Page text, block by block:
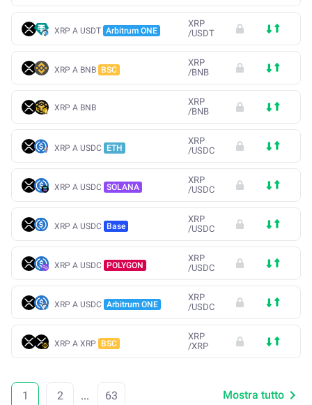
XRP A USDT Arbitrum ONE
XRP
/USDT
XRP A BNB BSC
XRP
/BNB
XRP A BNB
XRP
/BNB
XRP A USDC ETH
XRP
/USDC
XRP A USDC SOLANA
XRP
/USDC
XRP A USDC Base
XRP
/USDC
XRP A USDC POLYGON
XRP
/USDC
XRP A USDC Arbitrum ONE
XRP
/USDC
XRP A XRP BSC
XRP
/XRP
1 2 ... 63 Mostra tutto